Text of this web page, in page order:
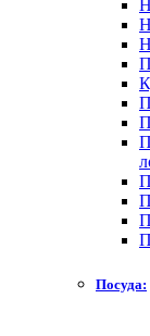
Посуда: